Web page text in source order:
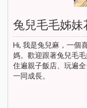
兔兒毛毛姊妹
Hi, 我是兔兒麻，一個
媽。歡迎跟著兔兒毛
住遍親子飯店、玩遍
一同成長。